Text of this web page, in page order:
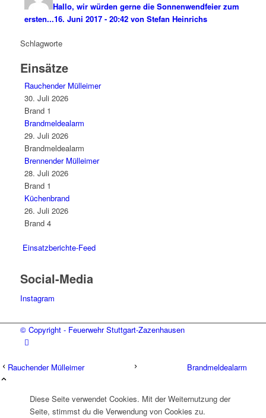
Hallo, wir würden gerne die Sonnenwendfeier zum
ersten...16. Juni 2017 - 20:42 von Stefan Heinrichs
Schlagworte
Einsätze
Rauchender Mülleimer
30. Juli 2026
Brand 1
Brandmeldealarm
29. Juli 2026
Brandmeldealarm
Brennender Mülleimer
28. Juli 2026
Brand 1
Küchenbrand
26. Juli 2026
Brand 4
Einsatzberichte-Feed
Social-Media
Instagram
© Copyright - Feuerwehr Stuttgart-Zazenhausen
Rauchender Mülleimer Brandmeldealarm
Diese Seite verwendet Cookies. Mit der Weiternutzung der
Seite, stimmst du die Verwendung von Cookies zu.